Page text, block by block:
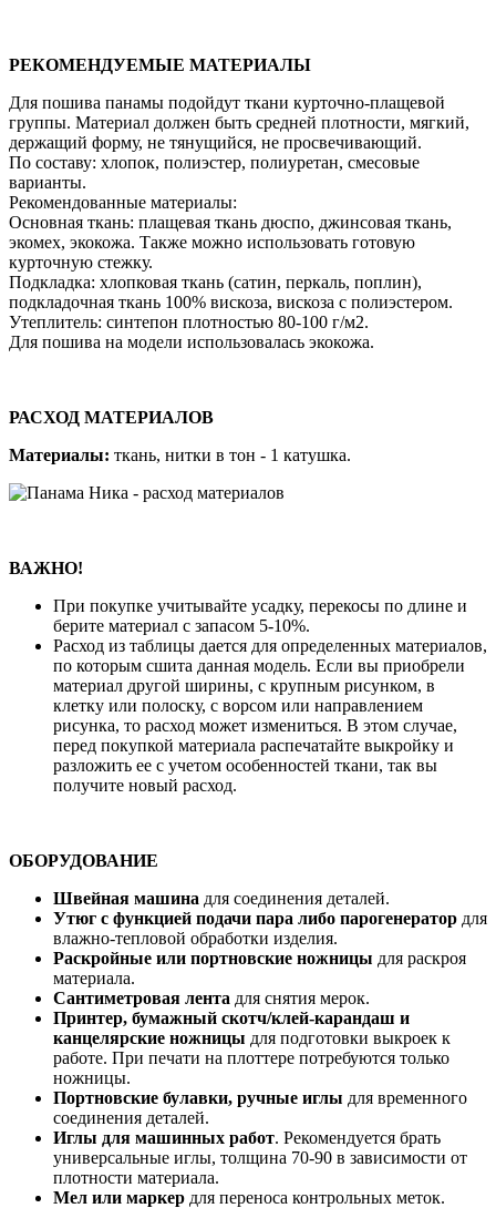
РЕКОМЕНДУЕМЫЕ МАТЕРИАЛЫ
Для пошива панамы подойдут ткани курточно-плащевой
группы. Материал должен быть средней плотности, мягкий,
держащий форму, не тянущийся, не просвечивающий.
По составу: хлопок, полиэстер, полиуретан, смесовые
варианты.
Рекомендованные материалы:
Основная ткань: плащевая ткань дюспо, джинсовая ткань,
экомех, экокожа. Также можно использовать готовую
курточную стежку.
Подкладка: хлопковая ткань (сатин, перкаль, поплин),
подкладочная ткань 100% вискоза, вискоза с полиэстером.
Утеплитель: синтепон плотностью 80-100 г/м2.
Для пошива на модели использовалась экокожа.
РАСХОД МАТЕРИАЛОВ
Материалы: ткань, нитки в тон - 1 катушка.
ВАЖНО!
При покупке учитывайте усадку, перекосы по длине и
берите материал с запасом 5-10%.
Расход из таблицы дается для определенных материалов,
по которым сшита данная модель. Если вы приобрели
материал другой ширины, с крупным рисунком, в
клетку или полоску, с ворсом или направлением
рисунка, то расход может измениться. В этом случае,
перед покупкой материала распечатайте выкройку и
разложить ее с учетом особенностей ткани, так вы
получите новый расход.
ОБОРУДОВАНИЕ
Швейная машина для соединения деталей.
Утюг с функцией подачи пара либо парогенератор для
влажно-тепловой обработки изделия.
Раскройные или портновские ножницы для раскроя
материала.
Сантиметровая лента для снятия мерок.
Принтер, бумажный скотч/клей-карандаш и
канцелярские ножницы для подготовки выкроек к
работе. При печати на плоттере потребуются только
ножницы.
Портновские булавки, ручные иглы для временного
соединения деталей.
Иглы для машинных работ. Рекомендуется брать
универсальные иглы, толщина 70-90 в зависимости от
плотности материала.
Мел или маркер для переноса контрольных меток.